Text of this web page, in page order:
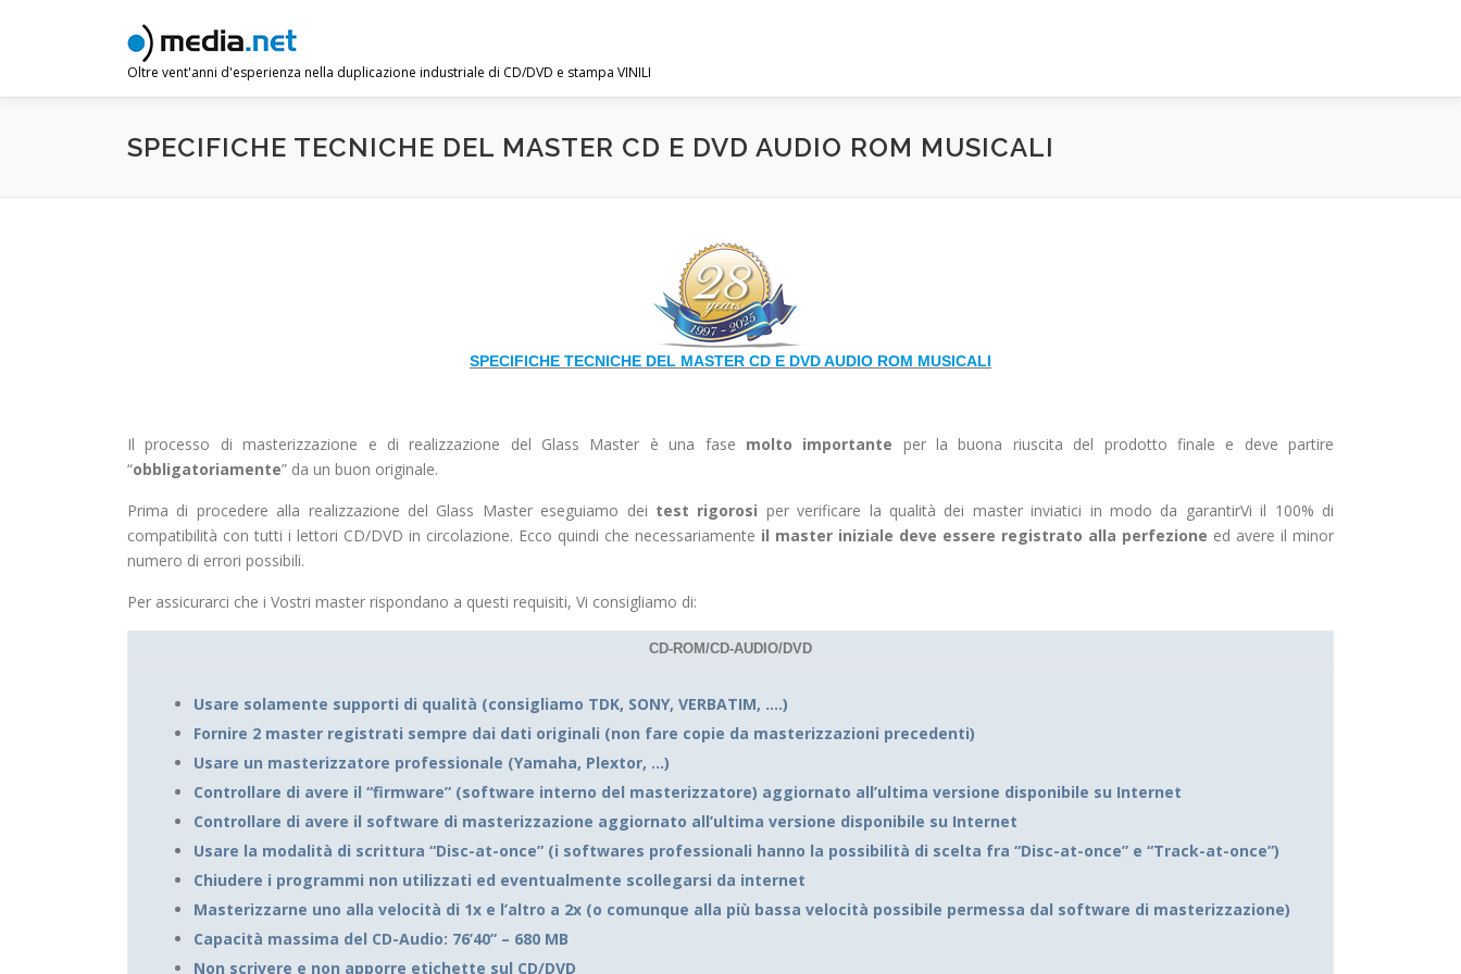
Oltre vent'anni d'esperienza nella duplicazione industriale di CD/DVD e stampa VINILI
SPECIFICHE TECNICHE DEL MASTER CD E DVD AUDIO ROM MUSICALI
SPECIFICHE TECNICHE DEL MASTER CD E DVD AUDIO ROM MUSICALI
Il processo di masterizzazione e di realizzazione del Glass Master è una fase molto importante per la buona riuscita del prodotto finale e deve partire
“obbligatoriamente” da un buon originale.
Prima di procedere alla realizzazione del Glass Master eseguiamo dei test rigorosi per verificare la qualità dei master inviatici in modo da garantirVi il 100% di
compatibilità con tutti i lettori CD/DVD in circolazione. Ecco quindi che necessariamente il master iniziale deve essere registrato alla perfezione ed avere il minor
numero di errori possibili.
Per assicurarci che i Vostri master rispondano a questi requisiti, Vi consigliamo di:
CD-ROM/CD-AUDIO/DVD
Usare solamente supporti di qualità (consigliamo TDK, SONY, VERBATIM, ….)
Fornire 2 master registrati sempre dai dati originali (non fare copie da masterizzazioni precedenti)
Usare un masterizzatore professionale (Yamaha, Plextor, …)
Controllare di avere il “firmware” (software interno del masterizzatore) aggiornato all’ultima versione disponibile su Internet
Controllare di avere il software di masterizzazione aggiornato all’ultima versione disponibile su Internet
Usare la modalità di scrittura “Disc-at-once” (i softwares professionali hanno la possibilità di scelta fra “Disc-at-once” e “Track-at-once”)
Chiudere i programmi non utilizzati ed eventualmente scollegarsi da internet
Masterizzarne uno alla velocità di 1x e l’altro a 2x (o comunque alla più bassa velocità possibile permessa dal software di masterizzazione)
Capacità massima del CD-Audio: 76’40” – 680 MB
Non scrivere e non apporre etichette sul CD/DVD